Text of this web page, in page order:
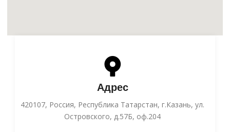
Адрес
420107, Россия, Республика Татарстан, г.Казань, ул.
Островского, д.57Б, оф.204